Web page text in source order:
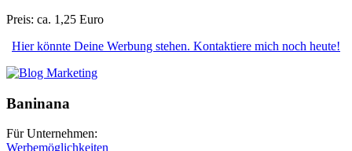
Preis: ca. 1,25 Euro
Hier könnte Deine Werbung stehen. Kontaktiere mich noch heute!
Baninana
Für Unternehmen:
Werbemöglichkeiten